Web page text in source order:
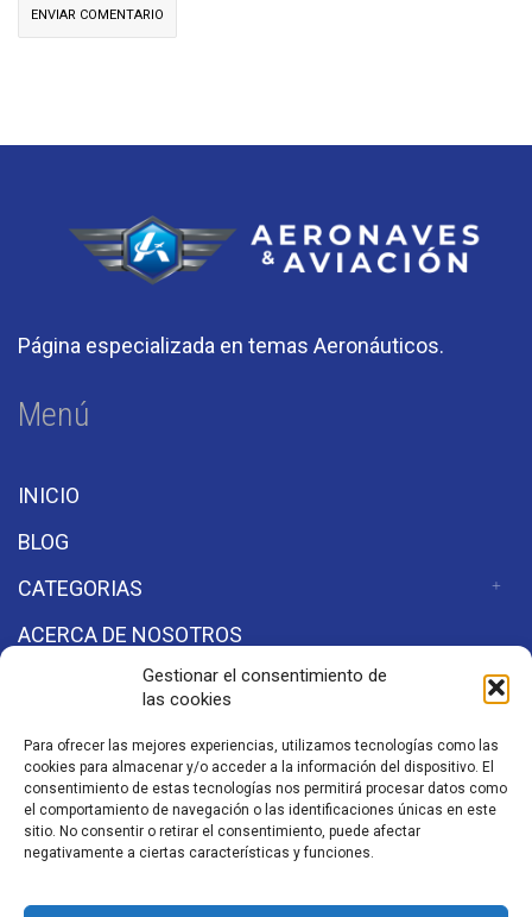
Gestionar el consentimiento de
las cookies
Para ofrecer las mejores experiencias, utilizamos tecnologías como las
cookies para almacenar y/o acceder a la información del dispositivo. El
consentimiento de estas tecnologías nos permitirá procesar datos como
el comportamiento de navegación o las identificaciones únicas en este
sitio. No consentir o retirar el consentimiento, puede afectar
negativamente a ciertas características y funciones.
Página especializada en temas Aeronáuticos.
Menú
INICIO
BLOG
CATEGORIAS
ACERCA DE NOSOTROS
Secciones
Aviso de Privacidad